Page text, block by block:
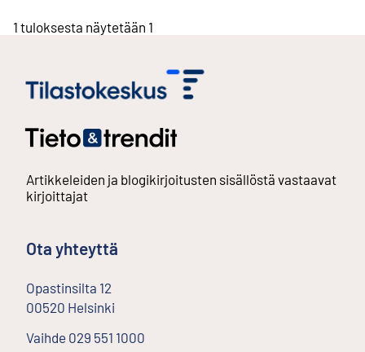
1 tuloksesta näytetään 1
Artikkeleiden ja blogikirjoitusten sisällöstä vastaavat
kirjoittajat
Ota yhteyttä
Opastinsilta 12
00520 Helsinki
Vaihde 029 551 1000